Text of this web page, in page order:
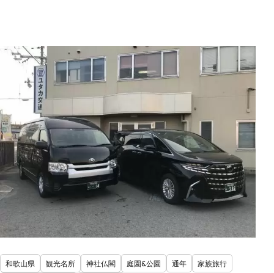
和歌山県 観光名所 神社仏閣 庭園&公園 通年
家族旅行